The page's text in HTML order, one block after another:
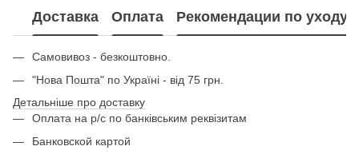
Доставка Оплата Рекомендации по уходу
Самовивоз - безкоштовно.
"Нова Пошта" по Україні - від 75 грн.
Детальніше про доставку
Оплата на р/с по банківським реквізитам
Банковской картой